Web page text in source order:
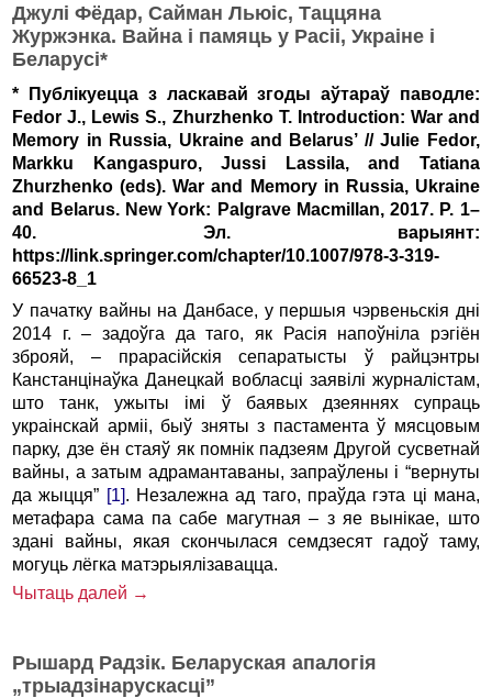
Джулі Фёдар, Сайман Льюіс, Таццяна
Журжэнка. Вайна і памяць у Расіі, Украіне і
Беларусі*
* Публікуецца з ласкавай згоды аўтараў паводле:
Fedor J., Lewis S., Zhurzhenko T. Introduction: War and
Memory in Russia, Ukraine and Belarus’ // Julie Fedor,
Markku Kangaspuro, Jussi Lassila, and Tatiana
Zhurzhenko (eds). War and Memory in Russia, Ukraine
and Belarus. New York: Palgrave Macmillan, 2017. P. 1–
40. Эл. варыянт:
https://link.springer.com/chapter/10.1007/978-3-319-
66523-8_1
У пачатку вайны на Данбасе, у першыя чэрвеньскія дні
2014 г. – задоўга да таго, як Расія напоўніла рэгіён
зброяй, – прарасійскія сепаратысты ў райцэнтры
Канстанцінаўка Данецкай вобласці заявілі журналістам,
што танк, ужыты імі ў баявых дзеяннях супраць
украінскай арміі, быў зняты з пастамента ў мясцовым
парку, дзе ён стаяў як помнік падзеям Другой сусветнай
вайны, а затым адрамантаваны, запраўлены і “вернуты
да жыцця” [1]. Незалежна ад таго, праўда гэта ці мана,
метафара сама па сабе магутная – з яе вынікае, што
здані вайны, якая скончылася семдзесят гадоў таму,
могуць лёгка матэрыялізавацца.
Чытаць далей →
Рышард Радзік. Беларуская апалогія
„трыадзінарускасці”